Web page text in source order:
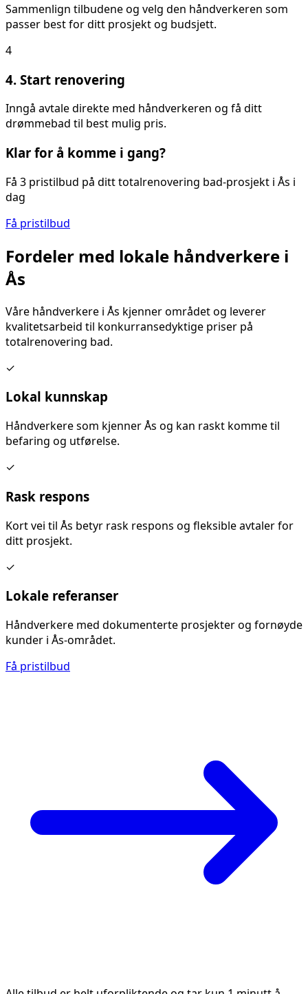
Sammenlign tilbudene og velg den håndverkeren som
passer best for ditt prosjekt og budsjett.
4
4. Start renovering
Inngå avtale direkte med håndverkeren og få ditt
drømmebad til best mulig pris.
Klar for å komme i gang?
Få 3 pristilbud på ditttotalrenovering bad-prosjekt i Ås i
dag
Få pristilbud
Fordeler med lokale håndverkere i
Ås
Våre håndverkere i Ås kjenner området og leverer
kvalitetsarbeid til konkurransedyktige priser på
totalrenovering bad.
✓
Lokal kunnskap
Håndverkere som kjennerÅs og kan raskt komme til
befaring og utførelse.
✓
Rask respons
Kort vei til Ås betyr rask respons og fleksible avtaler for
ditt prosjekt.
✓
Lokale referanser
Håndverkere med dokumenterte prosjekter og fornøyde
kunder i Ås-området.
Få pristilbud